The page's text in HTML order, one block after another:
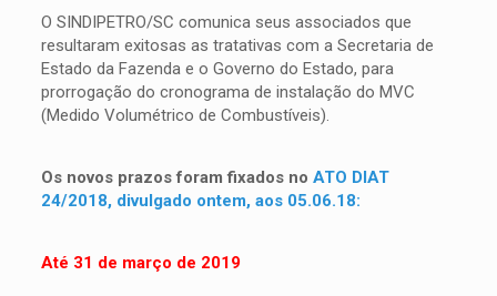
O SINDIPETRO/SC comunica seus associados que
resultaram exitosas as tratativas com a Secretaria de
Estado da Fazenda e o Governo do Estado, para
prorrogação do cronograma de instalação do MVC
(Medido Volumétrico de Combustíveis).
Os novos prazos foram fixados no ATO DIAT
24/2018, divulgado ontem, aos 05.06.18:
Até 31 de março de 2019